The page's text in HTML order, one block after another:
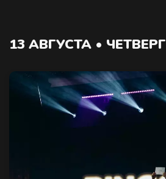
13 АВГУСТА • ЧЕТВЕРГ